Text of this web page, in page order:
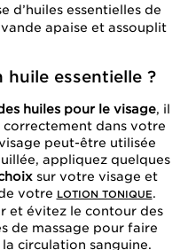
d’huiles essentielles de
apaise et assouplit
essentielle ?
huiles pour le visage, il
dans votre
peut-être utilisée
appliquez quelques
sur votre visage et
votre LOTION TONIQUE.
et évitez le contour des
de massage pour faire
circulation sanguine.